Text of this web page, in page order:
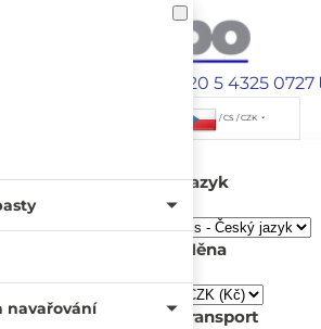
+420 5 4325 0727
/ CS / CZK
Jazyk
Měna
transport
navařování